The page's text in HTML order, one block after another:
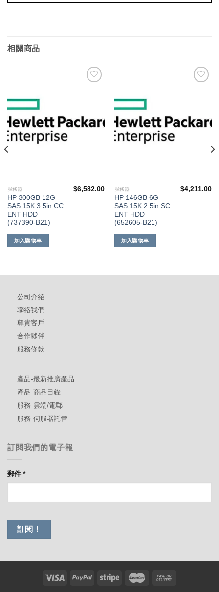
相關商品
服務器
HP 300GB 12G
SAS 15K 3.5in CC
ENT HDD
(737390-B21)
$6,582.00
加入購物車
服務器
HP 146GB 6G
SAS 15K 2.5in SC
ENT HDD
(652605-B21)
$4,211.00
加入購物車
公司介紹
聯絡我們
尊貴客戶
合作夥伴
服務條款
產品-最新推廣產品
產品-商品目錄
服務-雲端/電郵
服務-伺服器託管
訂閱我們的電子報
郵件*